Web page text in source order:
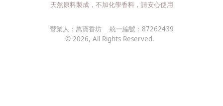
天然原料製成，不加化學香料，請安心使用
營業人： 萬寶香坊 統一編號： 87262439
© 2026, All Rights Reserved.